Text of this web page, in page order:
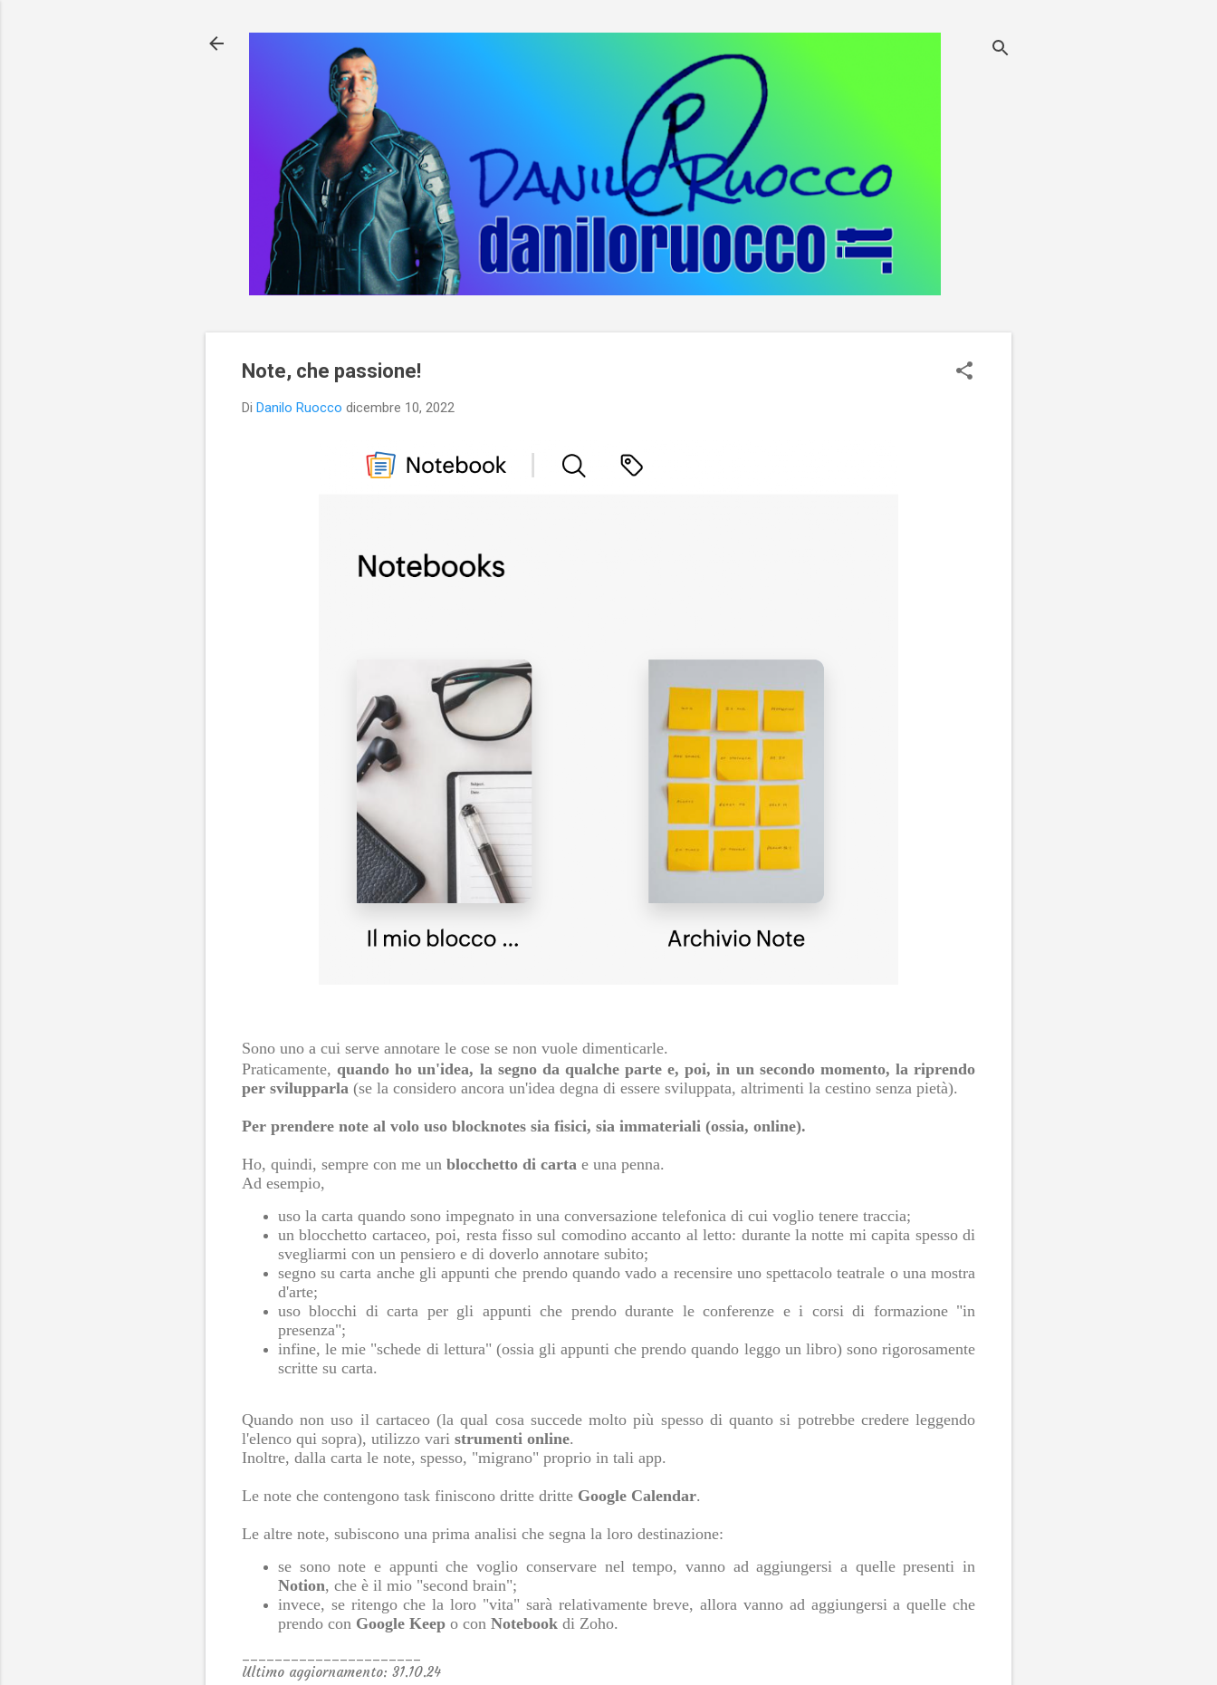
Note, che passione!
Di Danilo Ruocco dicembre 10, 2022
Sono uno a cui serve annotare le cose se non vuole dimenticarle.
Praticamente,quando ho un'idea, la segno da qualche parte e, poi, in un secondo momento, la riprendo
per svilupparla (se la considero ancora un'idea degna di essere sviluppata, altrimenti la cestino senza pietà).
Per prendere note al volo uso blocknotes sia fisici, sia immateriali (ossia, online).
Ho, quindi, sempre con me un blocchetto di carta e una penna.
Ad esempio,
uso la carta quando sono impegnato in una conversazione telefonica di cui voglio tenere traccia;
un blocchetto cartaceo, poi, resta fisso sul comodino accanto al letto: durante la notte mi capita spesso di
svegliarmi con un pensiero e di doverlo annotare subito;
segno su carta anche gli appunti che prendo quando vado a recensire uno spettacolo teatrale o una mostra
d'arte;
uso blocchi di carta per gli appunti che prendo durante le conferenze e i corsi di formazione "in
presenza";
infine, le mie "schede di lettura" (ossia gli appunti che prendo quando leggo un libro) sono rigorosamente
scritte su carta.
Quando non uso il cartaceo (la qual cosa succede molto più spesso di quanto si potrebbe credere leggendo
l'elenco qui sopra), utilizzo vari strumenti online.
Inoltre, dalla carta le note, spesso, "migrano" proprio in tali app.
Le note che contengono task finiscono dritte dritte Google Calendar.
Le altre note, subiscono una prima analisi che segna la loro destinazione:
se sono note e appunti che voglio conservare nel tempo, vanno ad aggiungersi a quelle presenti in
Notion, che è il mio "second brain";
invece, se ritengo che la loro "vita" sarà relativamente breve, allora vanno ad aggiungersi a quelle che
prendo con Google Keep o con Notebook di Zoho.
Ultimo aggiornamento: 31.10.24